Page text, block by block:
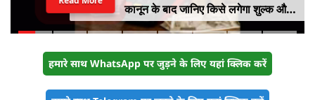
कानून के बाद जानिए किसे लगेगा शुल्क और
किसे नहीं
हमारे साथ WhatsApp पर जुड़ने के लिए यहां क्लिक करें